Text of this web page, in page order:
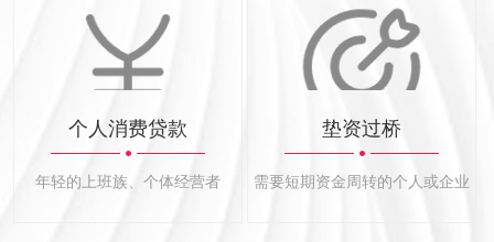
个人消费贷款
年轻的上班族、个体经营者
垫资过桥
需要短期资金周转的个人或企业